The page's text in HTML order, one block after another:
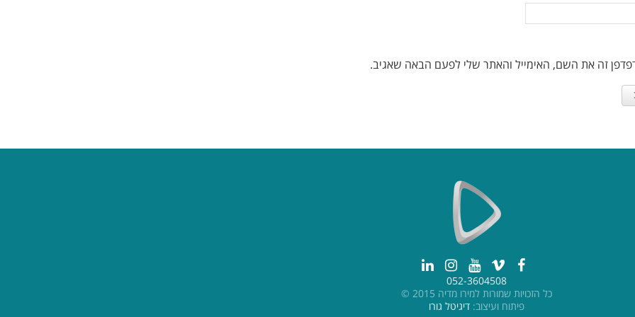
זה את השם, האימייל והאתר שלי לפעם הבאה שאגיב.
052-3604508
כל הזכויות שמורות למירו מדיה 2015 ©
פיתוח ועיצוב:דיגיטל גורו